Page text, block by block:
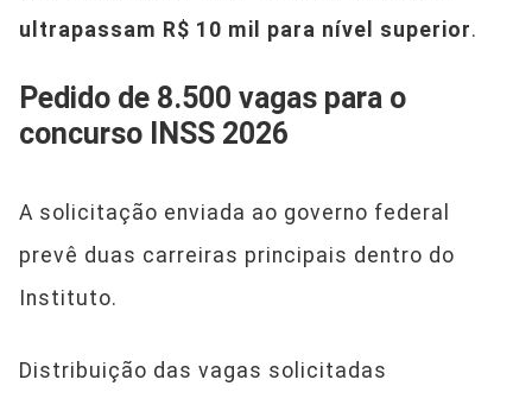
ultrapassam R$ 10 mil para nível superior.
Pedido de 8.500 vagas para o
concurso INSS 2026
A solicitação enviada ao governo federal
prevê duas carreiras principais dentro do
Instituto.
Distribuição das vagas solicitadas